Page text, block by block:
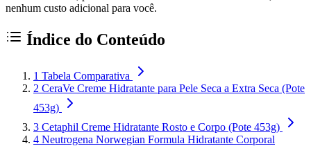
nenhum custo adicional para você.
Índice do Conteúdo
1 Tabela Comparativa
2 CeraVe Creme Hidratante para Pele Seca a Extra Seca (Pote
453g)
3 Cetaphil Creme Hidratante Rosto e Corpo (Pote 453g)
4 Neutrogena Norwegian Formula Hidratante Corporal